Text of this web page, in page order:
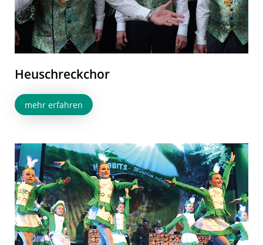
Heuschreckchor
mehr erfahren